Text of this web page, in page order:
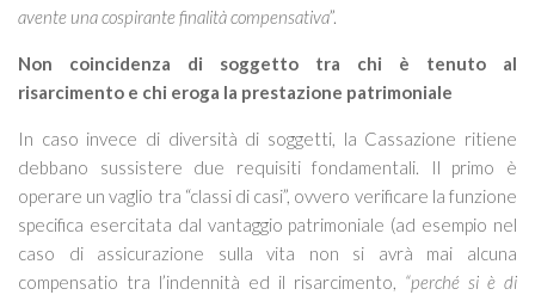
avente una cospirante finalità compensativa”.
Non coincidenza di soggetto tra chi è tenuto al
risarcimento e chi eroga la prestazione patrimoniale
In caso invece di diversità di soggetti, la Cassazione ritiene
debbano sussistere due requisiti fondamentali. Il primo è
operare un vaglio tra “classi di casi”, ovvero verificare la funzione
specifica esercitata dal vantaggio patrimoniale (ad esempio nel
caso di assicurazione sulla vita non si avrà mai alcuna
compensatio tra l’indennità ed il risarcimento, “perché si è di